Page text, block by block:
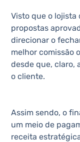
Visto que o lojista
propostas
direcionar o
melhor comissão
desde que, claro,
o cliente.
Assim sendo, o
um meio de
receita